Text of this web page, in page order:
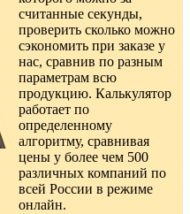
считанные секунды,
проверить сколько можно
сэкономить при заказе у
нас, сравнив по разным
параметрам всю
продукцию. Калькулятор
работает по
определенному
алгоритму, сравнивая
цены у более чем 500
различных компаний по
всей России в режиме
онлайн.